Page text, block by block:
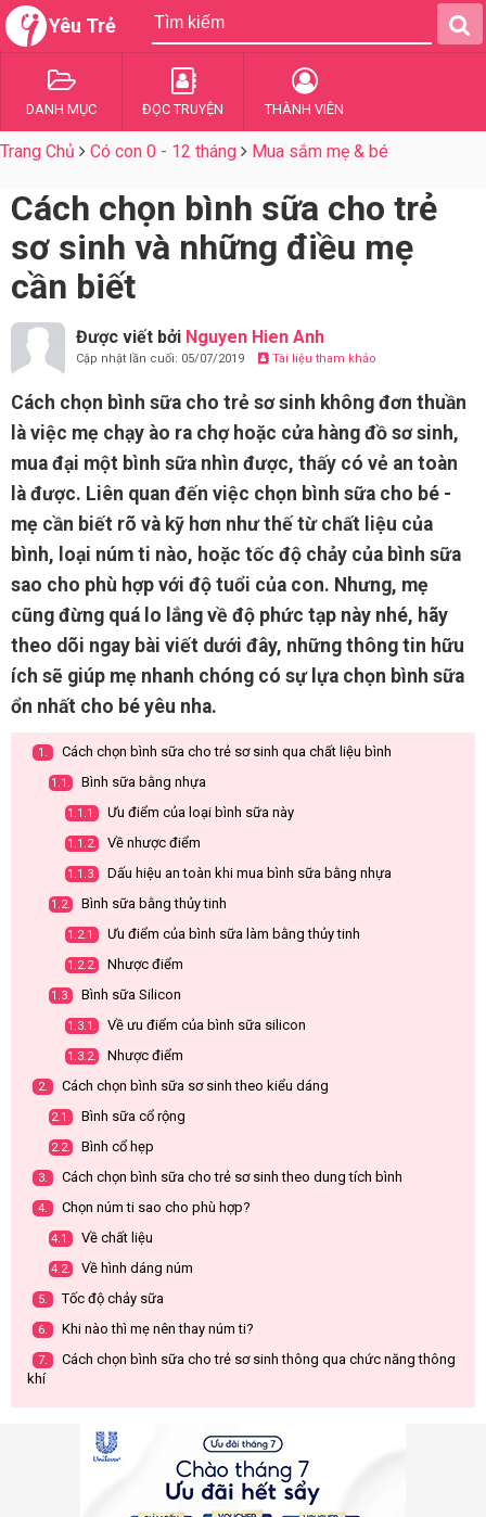
Yêu Trẻ
DANH MỤC ĐỌC TRUYỆN THÀNH VIÊN
Trang Chủ Có con 0 - 12 tháng Mua sắm mẹ & bé
Cách chọn bình sữa cho trẻ
sơ sinh và những điều mẹ
cần biết
Được viết bởi Nguyen Hien Anh
Cập nhật lần cuối: 05/07/2019 Tài liệu tham khảo
Cách chọn bình sữa cho trẻ sơ sinh không đơn thuần
là việc mẹ chạy ào ra chợ hoặc cửa hàng đồ sơ sinh,
mua đại một bình sữa nhìn được, thấy có vẻ an toàn
là được. Liên quan đến việc chọn bình sữa cho bé -
mẹ cần biết rõ và kỹ hơn như thế từ chất liệu của
bình, loại núm ti nào, hoặc tốc độ chảy của bình sữa
sao cho phù hợp với độ tuổi của con. Nhưng, mẹ
cũng đừng quá lo lắng về độ phức tạp này nhé, hãy
theo dõi ngay bài viết dưới đây, những thông tin hữu
ích sẽ giúp mẹ nhanh chóng có sự lựa chọn bình sữa
ổn nhất cho bé yêu nha.
1. Cách chọn bình sữa cho trẻ sơ sinh qua chất liệu bình
1.1. Bình sữa bằng nhựa
1.1.1. Ưu điểm của loại bình sữa này
1.1.2. Về nhược điểm
1.1.3. Dấu hiệu an toàn khi mua bình sữa bằng nhựa
1.2. Bình sữa bằng thủy tinh
1.2.1. Ưu điểm của bình sữa làm bằng thủy tinh
1.2.2. Nhược điểm
1.3. Bình sữa Silicon
1.3.1. Về ưu điểm của bình sữa silicon
1.3.2. Nhược điểm
2. Cách chọn bình sữa sơ sinh theo kiểu dáng
2.1. Bình sữa cổ rộng
2.2. Bình cổ hẹp
3. Cách chọn bình sữa cho trẻ sơ sinh theo dung tích bình
4. Chọn núm ti sao cho phù hợp?
4.1. Về chất liệu
4.2. Về hình dáng núm
5. Tốc độ chảy sữa
6. Khi nào thì mẹ nên thay núm ti?
7.
Cách chọn bình sữa cho trẻ sơ sinh thông qua chức năng thông
khí